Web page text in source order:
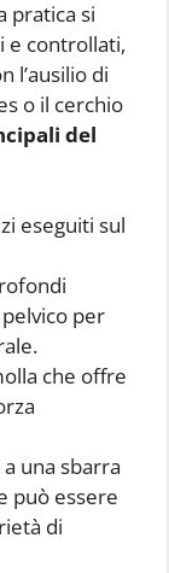
pratica si
e controllati,
l’ausilio di
o il cerchio
del
eseguiti sul
per
che offre
una sbarra
può essere
di